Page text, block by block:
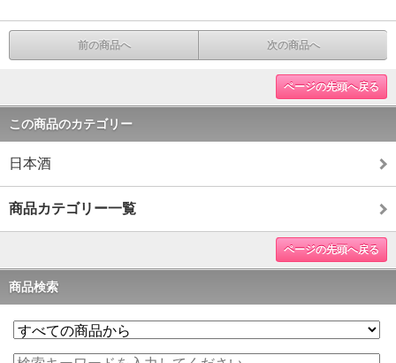
前の商品へ 次の商品へ
ページの先頭へ戻る
この商品のカテゴリー
日本酒
商品カテゴリー一覧
ページの先頭へ戻る
商品検索